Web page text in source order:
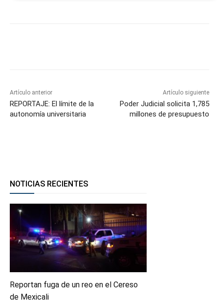
Artículo anterior
REPORTAJE: El límite de la
autonomía universitaria
Artículo siguiente
Poder Judicial solicita 1,785
millones de presupuesto
NOTICIAS RECIENTES
Reportan fuga de un reo en el Cereso
de Mexicali